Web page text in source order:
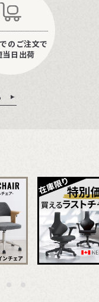
のご注文で
当日出荷